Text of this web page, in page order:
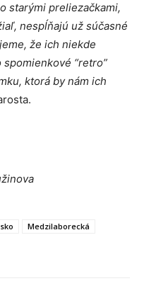
starými preliezačkami,
nespĺňajú už súčasné
že ich niekde
“retro”
ktorá by nám ich
Medzilaborecká